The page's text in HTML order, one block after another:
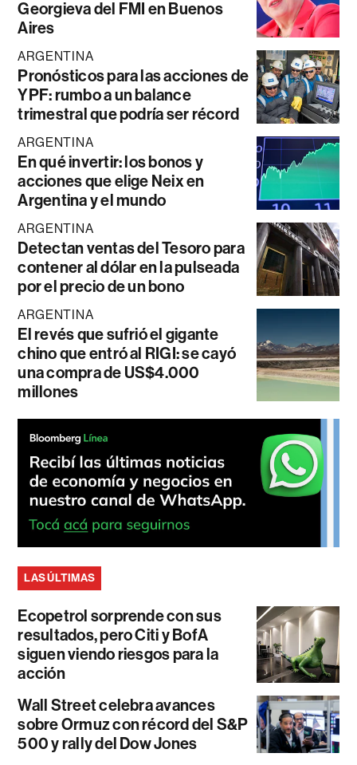
Georgieva del FMI en Buenos
Aires
ARGENTINA
Pronósticos para las acciones de
YPF: rumbo a un balance
trimestral que podría ser récord
ARGENTINA
En qué invertir: los bonos y
acciones que elige Neix en
Argentina y el mundo
ARGENTINA
Detectan ventas del Tesoro para
contener al dólar en la pulseada
por el precio de un bono
ARGENTINA
El revés que sufrió el gigante
chino que entró al RIGI: se cayó
una compra de US$4.000
millones
LAS ÚLTIMAS
Ecopetrol sorprende con sus
resultados, pero Citi y BofA
siguen viendo riesgos para la
acción
Wall Street celebra avances
sobre Ormuz con récord del S&P
500 y rally del Dow Jones